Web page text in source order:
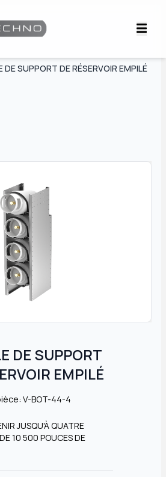
DE SUPPORT DE RÉSERVOIR EMPILÉ
DE SUPPORT
EMPILÉ
V-BOT-44-4
JUSQU'À QUATRE
10 500 POUCES DE